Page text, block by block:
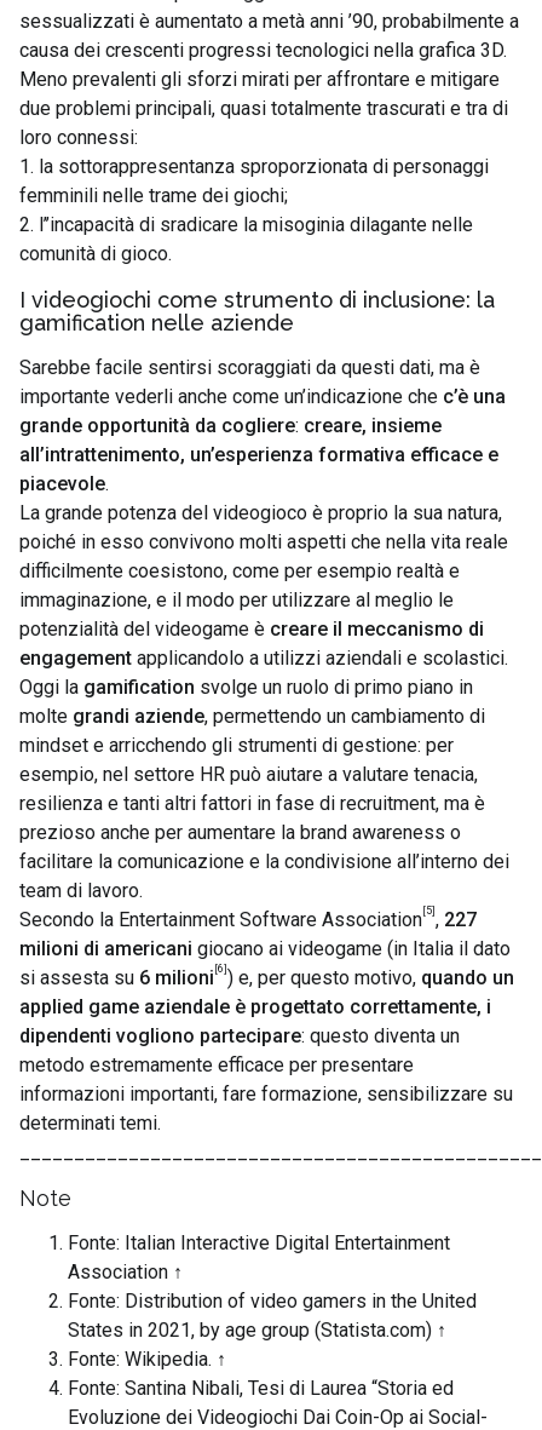
sessualizzati è aumentato a metà anni ’90, probabilmente a
causa dei crescenti progressi tecnologici nella grafica 3D.
Meno prevalenti gli sforzi mirati per affrontare e mitigare
due problemi principali, quasi totalmente trascurati e tra di
loro connessi:
1. la sottorappresentanza sproporzionata di personaggi
femminili nelle trame dei giochi;
2. l’’incapacità di sradicare la misoginia dilagante nelle
comunità di gioco.
I videogiochi come strumento di inclusione: la
gamification nelle aziende
Sarebbe facile sentirsi scoraggiati da questi dati, ma è
importante vederli anche come un’indicazione che c’è una
grande opportunità da cogliere: creare, insieme
all’intrattenimento, un’esperienza formativa efficace e
piacevole.
La grande potenza del videogioco è proprio la sua natura,
poiché in esso convivono molti aspetti che nella vita reale
difficilmente coesistono, come per esempio realtà e
immaginazione, e il modo per utilizzare al meglio le
potenzialità del videogame è creare il meccanismo di
engagementapplicandolo a utilizzi aziendali e scolastici.
Oggi la gamification svolge un ruolo di primo piano in
molte grandi aziende, permettendo un cambiamento di
mindset e arricchendo gli strumenti di gestione: per
esempio, nel settore HR può aiutare a valutare tenacia,
resilienza e tanti altri fattori in fase di recruitment, ma è
prezioso anche per aumentare la brand awareness o
facilitare la comunicazione e la condivisione all’interno dei
team di lavoro.
Secondo la Entertainment Software Association [5] ,227
milioni di americani giocano ai videogame (in Italia il dato
si assesta su6 milioni [6] ) e, per questo motivo, quando un
applied game aziendale è progettato correttamente, i
dipendenti vogliono partecipare: questo diventa un
metodo estremamente efficace per presentare
informazioni importanti, fare formazione, sensibilizzare su
determinati temi.
Note
Fonte: Italian Interactive Digital Entertainment
Association ↑
Fonte: Distribution of video gamers in the United
States in 2021, by age group (Statista.com) ↑
Fonte: Wikipedia. ↑
Fonte: Santina Nibali, Tesi di Laurea “Storia ed
Evoluzione dei Videogiochi Dai Coin-Op ai Social-